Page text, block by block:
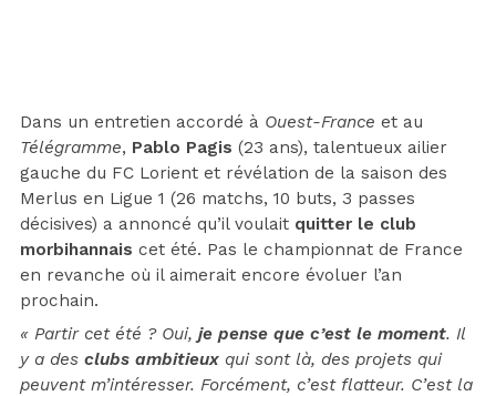
Dans un entretien accordé à Ouest-France et au
Télégramme, Pablo Pagis (23 ans), talentueux ailier
gauche du FC Lorient et révélation de la saison des
Merlus en Ligue 1 (26 matchs, 10 buts, 3 passes
décisives) a annoncé qu’il voulait quitter le club
morbihannais cet été. Pas le championnat de France
en revanche où il aimerait encore évoluer l’an
prochain.
« Partir cet été ? Oui, je pense que c’est le moment. Il
y a des clubs ambitieux qui sont là, des projets qui
peuvent m’intéresser. Forcément, c’est flatteur. C’est la